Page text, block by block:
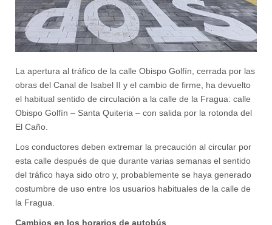
La apertura al tráfico de la calle Obispo Golfín, cerrada por las
obras del Canal de Isabel II y el cambio de firme, ha devuelto
el habitual sentido de circulación a la calle de la Fragua: calle
Obispo Golfín – Santa Quiteria – con salida por la rotonda del
El Caño.
Los conductores deben extremar la precaución al circular por
esta calle después de que durante varias semanas el sentido
del tráfico haya sido otro y, probablemente se haya generado
costumbre de uso entre los usuarios habituales de la calle de
la Fragua.
Cambios en los horarios de autobús